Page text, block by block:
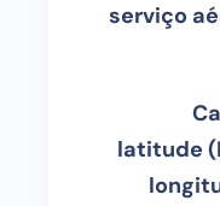
serviço
latitude